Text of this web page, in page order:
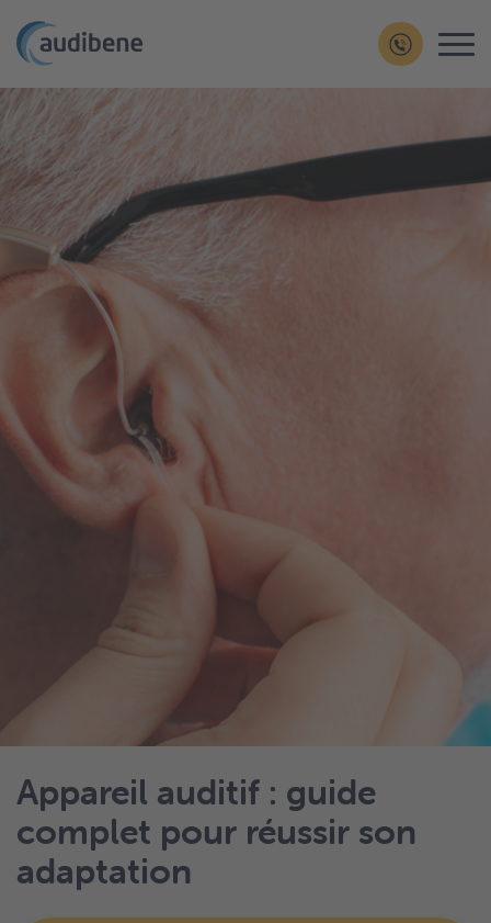
Appareil auditif : guide
complet pour réussir son
adaptation